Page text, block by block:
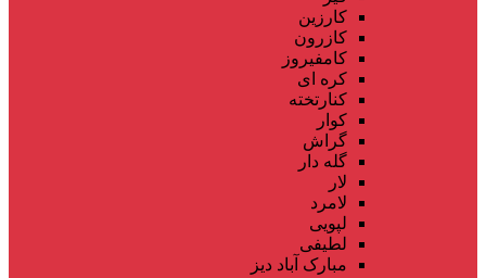
کارزین
کازرون
کامفیروز
کره ای
کنارتخته
کوار
گراش
گله دار
لار
لامرد
لپویی
لطیفی
مبارک آباد دیز